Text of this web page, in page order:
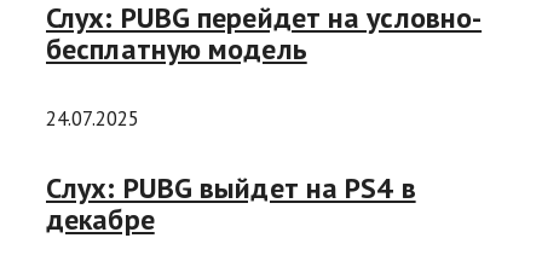
Слух: PUBG перейдет на условно-
бесплатную модель
24.07.2025
Cлух: PUBG выйдет на PS4 в
декабре